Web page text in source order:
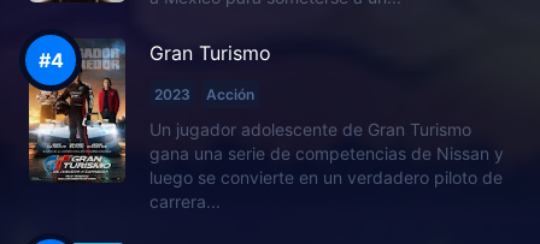
Gran Turismo
2023 Acción
Un jugador adolescente de Gran Turismo
gana una serie de competencias de Nissan y
luego se convierte en un verdadero piloto de
carrera...